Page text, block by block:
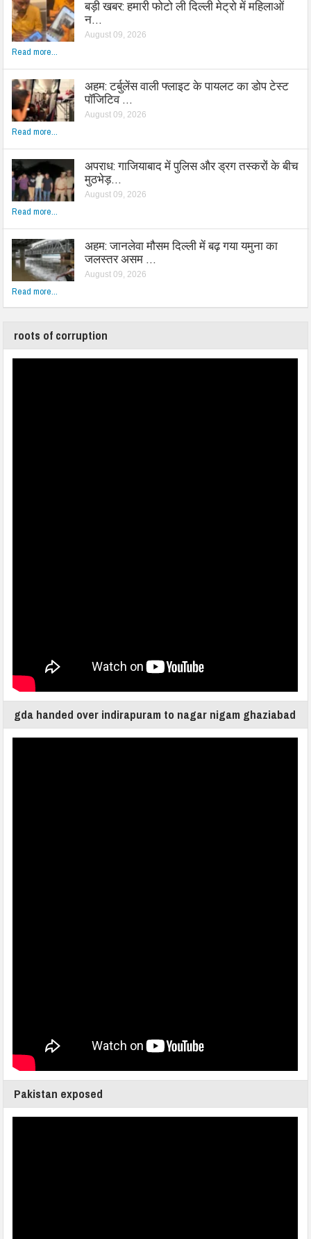
बड़ी खबर: हमारी फोटो ली दिल्ली मेट्रो में महिलाओं
न…
August 09, 2026
Read more...
अहम: टर्बुलेंस वाली फ्लाइट के पायलट का डोप टेस्ट
पॉजिटिव …
August 09, 2026
Read more...
अपराध: गाजियाबाद में पुलिस और ड्रग तस्करों के बीच
मुठभेड़…
August 09, 2026
Read more...
अहम: जानलेवा मौसम दिल्ली में बढ़ गया यमुना का
जलस्तर असम …
August 09, 2026
Read more...
roots of corruption
gda handed over indirapuram to nagar nigam ghaziabad
Pakistan exposed